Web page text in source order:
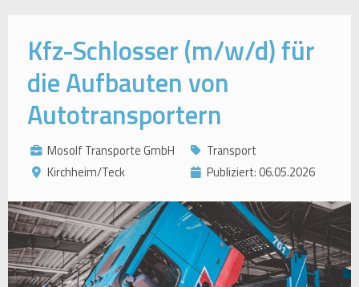
Kfz-Schlosser (m/w/d) für
die Aufbauten von
Autotransportern
Mosolf Transporte GmbH
Kirchheim/Teck
Transport
Publiziert: 06.05.2026